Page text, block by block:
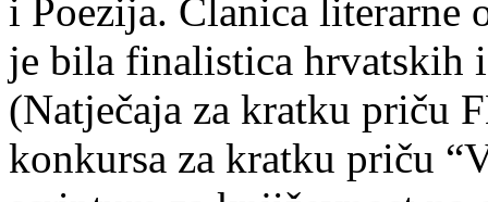
i Poezija. Članica literarne
je bila finalistica hrvatskih
(Natječaja za kratku priču
konkursa za kratku priču